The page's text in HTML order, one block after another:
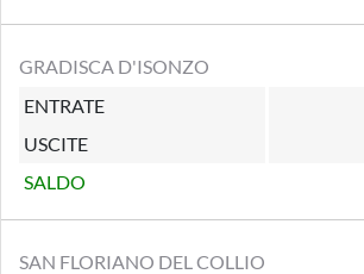
GRADISCA D'ISONZO
ENTRATE
USCITE
SALDO
SAN FLORIANO DEL COLLIO